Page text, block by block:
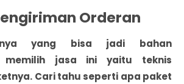
Orderan
yang bisa jadi bahan
memilih jasa ini yaitu teknis
Cari tahu seperti apa paket